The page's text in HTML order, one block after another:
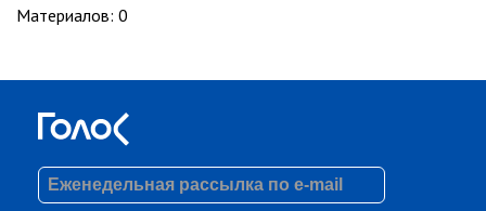
Материалов: 0